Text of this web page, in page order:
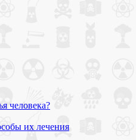
человека?
их лечения